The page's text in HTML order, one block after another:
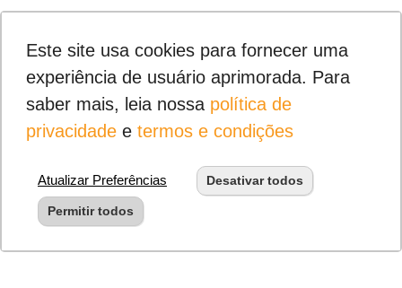
Este site usa cookies para fornecer uma
experiência de usuário aprimorada. Para
saber mais, leia nossa política de
privacidadee termos e condições
Atualizar Preferências Desativar todos
Permitir todos